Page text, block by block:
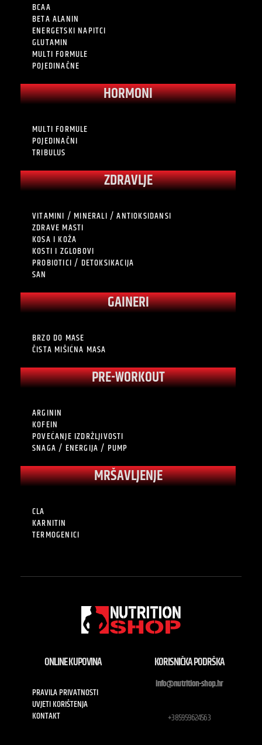
BCAA
BETA ALANIN
ENERGETSKI NAPITCI
GLUTAMIN
MULTI FORMULE
POJEDINAČNE
HORMONI
MULTI FORMULE
POJEDINAČNI
TRIBULUS
ZDRAVLJE
VITAMINI / MINERALI / ANTIOKSIDANSI
ZDRAVE MASTI
KOSA I KOŽA
KOSTI I ZGLOBOVI
PROBIOTICI / DETOKSIKACIJA
SAN
GAINERI
BRZO DO MASE
ČISTA MIŠIĆNA MASA
PRE-WORKOUT
ARGININ
KOFEIN
POVEĆANJE IZDRŽLJIVOSTI
SNAGA / ENERGIJA / PUMP
MRŠAVLJENJE
CLA
KARNITIN
TERMOGENICI
ONLINE KUPOVINA
PRAVILA PRIVATNOSTI
UVJETI KORIŠTENJA
KONTAKT
KORISNIČKA PODRŠKA
info@nutrition-shop.hr
+385959624563